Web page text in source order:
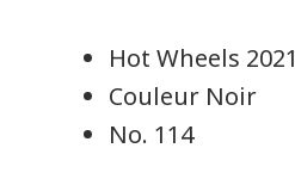
Hot Wheels 2021
Couleur Noir
No. 114